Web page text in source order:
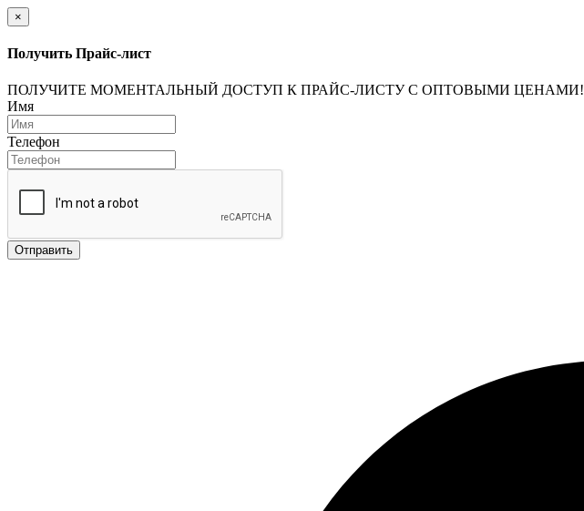
×
Получить Прайс-лист
ПОЛУЧИТЕ МОМЕНТАЛЬНЫЙ ДОСТУП К ПРАЙС-ЛИСТУ С ОПТОВЫМИ ЦЕНАМИ!
Имя
Телефон
Отправить